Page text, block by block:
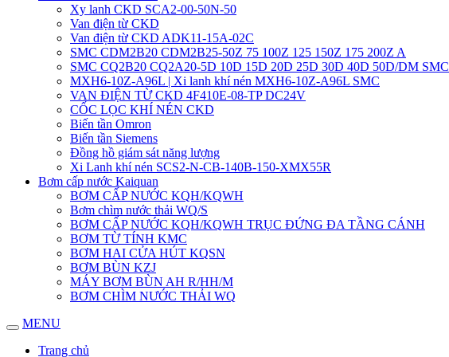
Xy lanh CKD SCA2-00-50N-50
Van điện từ CKD
Van điện từ CKD ADK11-15A-02C
SMC CDM2B20 CDM2B25-50Z 75 100Z 125 150Z 175 200Z A
SMC CQ2B20 CQ2A20-5D 10D 15D 20D 25D 30D 40D 50D/DM SMC
MXH6-10Z-A96L | Xi lanh khí nén MXH6-10Z-A96L SMC
VAN ĐIỆN TỪ CKD 4F410E-08-TP DC24V
CỐC LỌC KHÍ NÉN CKD
Biến tần Omron
Biến tần Siemens
Đồng hồ giám sát năng lượng
Xi Lanh khí nén SCS2-N-CB-140B-150-XMX55R
Bơm cấp nước Kaiquan
BƠM CẤP NƯỚC KQH/KQWH
Bơm chìm nước thải WQ/S
BƠM CẤP NƯỚC KQH/KQWH TRỤC ĐỨNG ĐA TẦNG CÁNH
BƠM TỪ TÍNH KMC
BƠM HAI CỬA HÚT KQSN
BƠM BÙN KZJ
MÁY BƠM BÙN AH R/HH/M
BƠM CHÌM NƯỚC THẢI WQ
MENU
Trang chủ